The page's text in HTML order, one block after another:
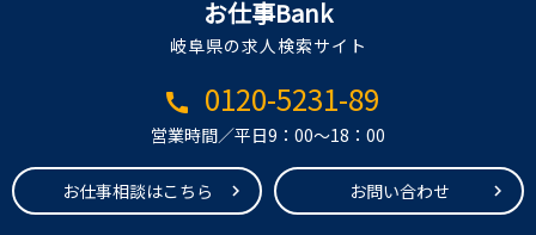
お仕事Bank
岐阜県の求人検索サイト
call 0120-5231-89
営業時間／平日9：00～18：00
お仕事相談はこちら お問い合わせ